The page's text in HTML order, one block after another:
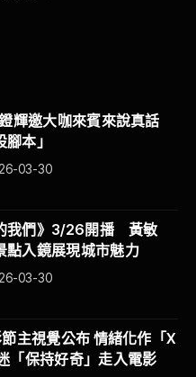
輝邀大咖來賓來說真話
腳本」
03-30
我們》3/26開播 黃敏
點入鏡展現城市魅力
03-30
主視覺公布 情緒化作「X
「保持好奇」走入電影